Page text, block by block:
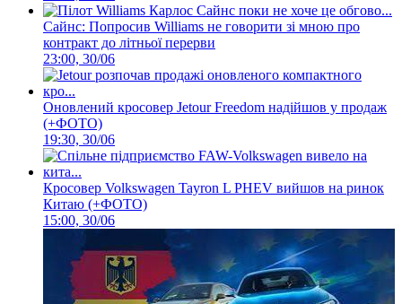
Сайнс: Попросив Williams не говорити зі мною про
контракт до літньої перерви
23:00, 30/06
Оновлений кросовер Jetour Freedom надійшов у продаж
(+ФОТО)
19:30, 30/06
Кросовер Volkswagen Tayron L PHEV вийшов на ринок
Китаю (+ФОТО)
15:00, 30/06